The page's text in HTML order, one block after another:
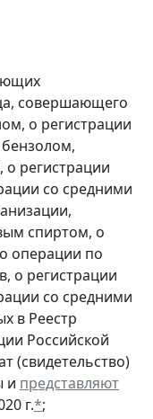
совершающего
о регистрации
регистрации
со средними
спиртом, о
операции по
о регистрации
со средними
в Реестр
Российской
(свидетельство)
и представляют
г.*;